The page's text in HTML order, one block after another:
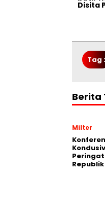
Disita
Tag :
Berita
Milter